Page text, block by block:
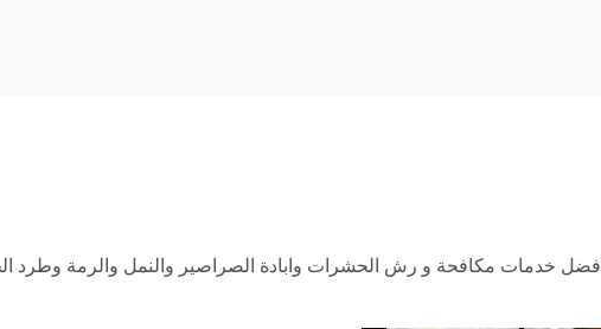
خدمات مكافحة و رش الحشرات وابادة الصراصير والنمل والرمة وطرد